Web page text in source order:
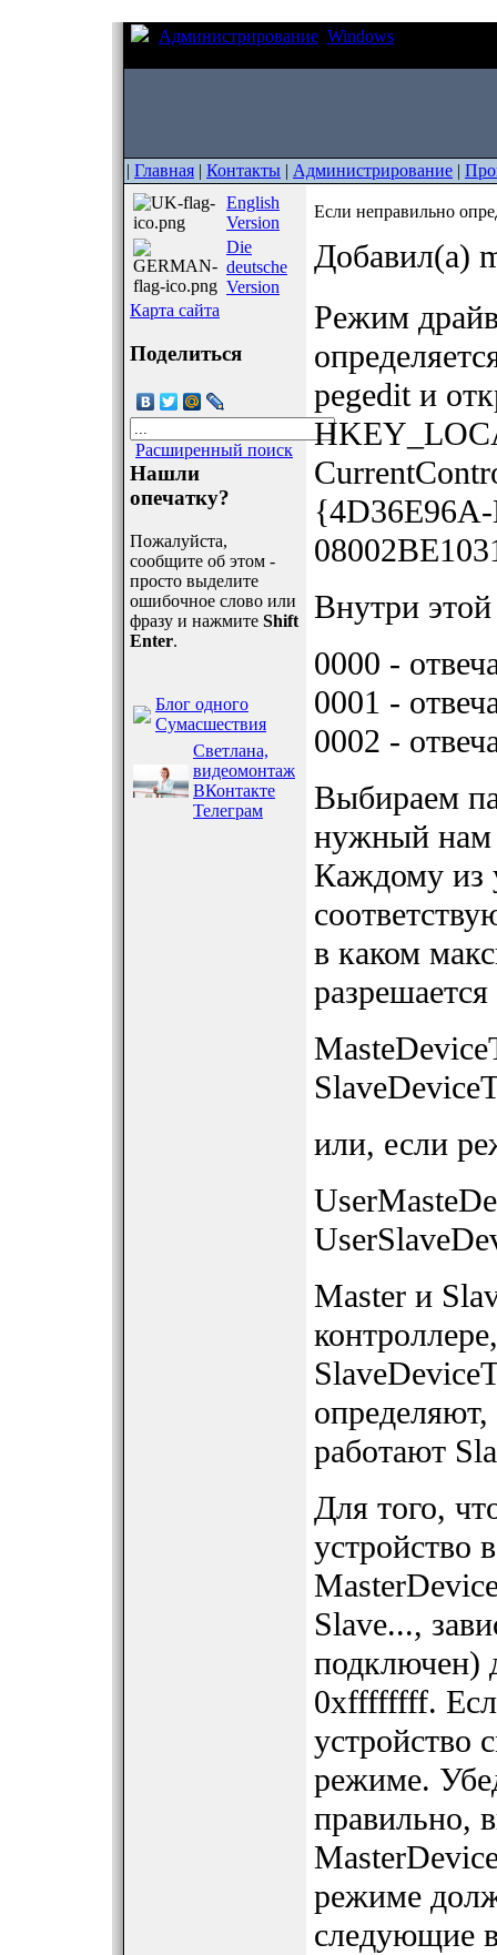
Администрирование Windows
| Главная | Контакты | Администрирование |
English
Version
Die
deutsche
Version
Карта сайта
Поделиться
Расширенный поиск
Нашли
опечатку?
Пожалуйста,
сообщите об этом -
просто выделите
ошибочное слово или
фразу и нажмите Shift
Enter.
Блог одного
Сумасшествия
Светлана,
видеомонтаж
ВКонтакте
Телеграм
Если неправильно
Добавил(а)
Режим
реgedit и
Внутри
0000 -
0001 -
0002 -
Выбираем
нужный нам
Каждому из
в каком
разрешается
или, если
Master и
работают
Для того,
устройство
Slave...,
подключен)
0хffffffff.
устройство
режиме.
правильно,
режиме
следующие